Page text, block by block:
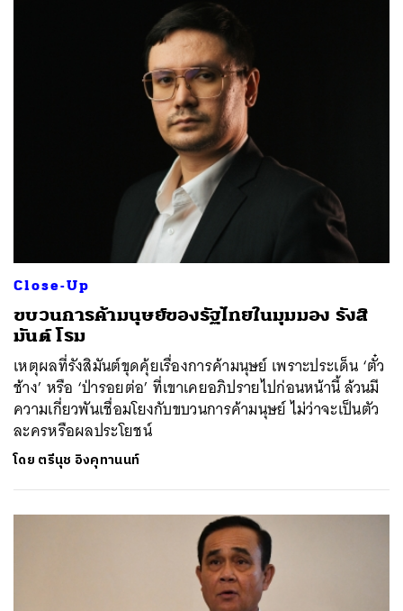
Close-Up
ขบวนการค้ามนุษย์ของรัฐไทยในมุมมอง รังสิ
มันต์ โรม
เหตุผลที่รังสิมันต์ขุดคุ้ยเรื่องการค้ามนุษย์ เพราะประเด็น ‘ตั๋ว
ช้าง’ หรือ ‘ป่ารอยต่อ’ ที่เขาเคยอภิปรายไปก่อนหน้านี้ ล้วนมี
ความเกี่ยวพันเชื่อมโยงกับขบวนการค้ามนุษย์ ไม่ว่าจะเป็นตัว
ละครหรือผลประโยชน์
โดย ตรีนุช อิงคุทานนท์